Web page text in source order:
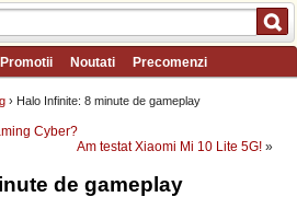
Promotii Noutati Precomenzi
TV Forum Blog Angajari
› Halo Infinite: 8 minute de gameplay
Cyber?
Am testat Xiaomi Mi 10 Lite 5G!»
de gameplay